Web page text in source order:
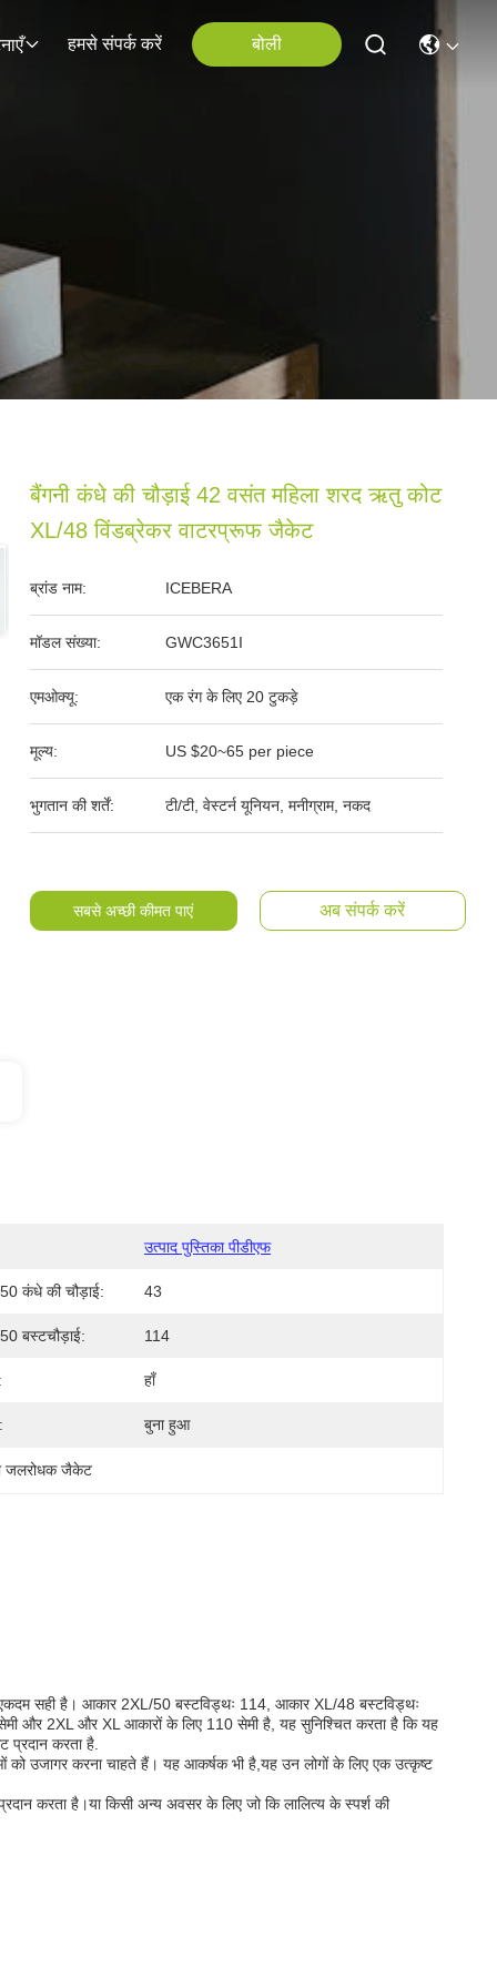
हमसे संपर्क करें बोली
बैंगनी कंधे की चौड़ाई 42 वसंत महिला शरद ऋतु कोट
XL/48 विंडब्रेकर वाटरप्रूफ जैकेट
ब्रांड नाम: ICEBERA
मॉडल संख्या: GWC3651I
एमओक्यू: एक रंग के लिए 20 टुकड़े
मूल्य: US $20~65 per piece
भुगतान की शर्तें: टी/टी, वेस्टर्न यूनियन, मनीग्राम, नकद
सबसे अच्छी कीमत पाएं अब संपर्क करें
उत्पाद पुस्तिका पीडीएफ
कंधे की चौड़ाई: 43
बस्टचौड़ाई: 114
हाँ
बुना हुआ
जलरोधक जैकेट
सही है। आकार 2XL/50 बस्टविड्थः 114, आकार XL/48 बस्टविड्थः
और 2XL और XL आकारों के लिए 110 सेमी है, यह सुनिश्चित करता है कि यह
करता है.
को उजागर करना चाहते हैं। यह आकर्षक भी है,यह उन लोगों के लिए एक उत्कृष्ट
करता है।या किसी अन्य अवसर के लिए जो कि लालित्य के स्पर्श की